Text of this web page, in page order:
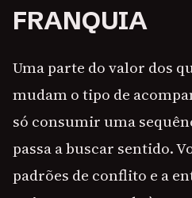
FRANQUIA
Uma parte do valor dos
mudam o tipo de
só consumir uma
passa a buscar sentido.
padrões de conflito e a